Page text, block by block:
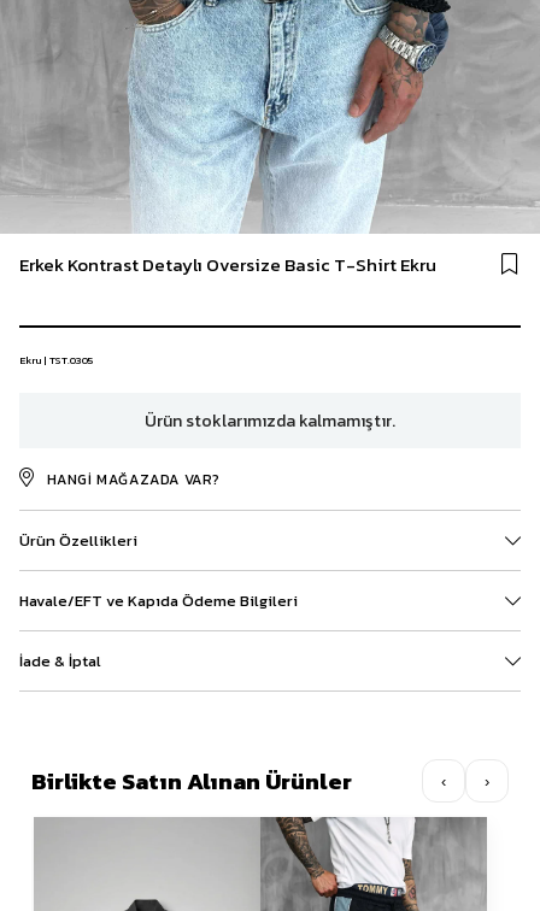
Erkek Kontrast Detaylı Oversize Basic T-Shirt Ekru
Ekru | TST.0305
Ürün stoklarımızda kalmamıştır.
HANGI MAĞAZADA VAR?
Ürün Özellikleri
Havale/EFT ve Kapıda Ödeme Bilgileri
İade & İptal
Birlikte Satın Alınan Ürünler ‹ ›